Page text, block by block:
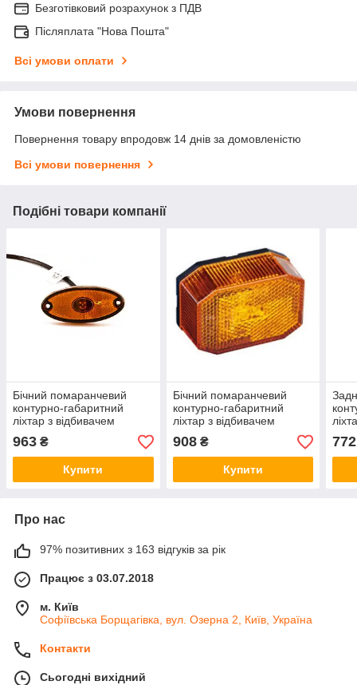
Безготівковий розрахунок з ПДВ
Післяплата "Нова Пошта"
Всі умови оплати
Умови повернення
Повернення товару впродовж 14 днів за домовленістю
Всі умови повернення
Подібні товари компанії
Бічний помаранчевий
контурно-габаритний
ліхтар з відбивачем
Aspock Flatpoint II Led
10675
963 ₴
Купити
Бічний помаранчевий
контурно-габаритний
ліхтар з відбивачем
Aspock Flexipoint Led
60204
908₴
Купити
772
Про нас
97% позитивних з 163 відгуків за рік
Працює з 03.07.2018
м. Київ
Софіївська Борщагівка, вул. Озерна 2, Київ, Україна
Контакти
Сьогодні вихідний